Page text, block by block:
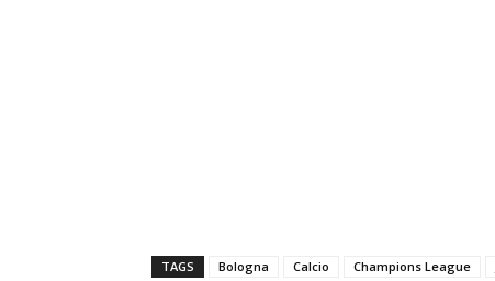
TAGS Bologna Calcio Champions League